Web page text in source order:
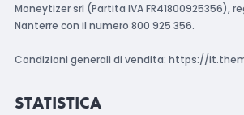
Moneytizer srl (Partita IVA FR41800925356),
Nanterre con il numero 800 925 356.
Condizioni generali di vendita: https://
STATISTICA